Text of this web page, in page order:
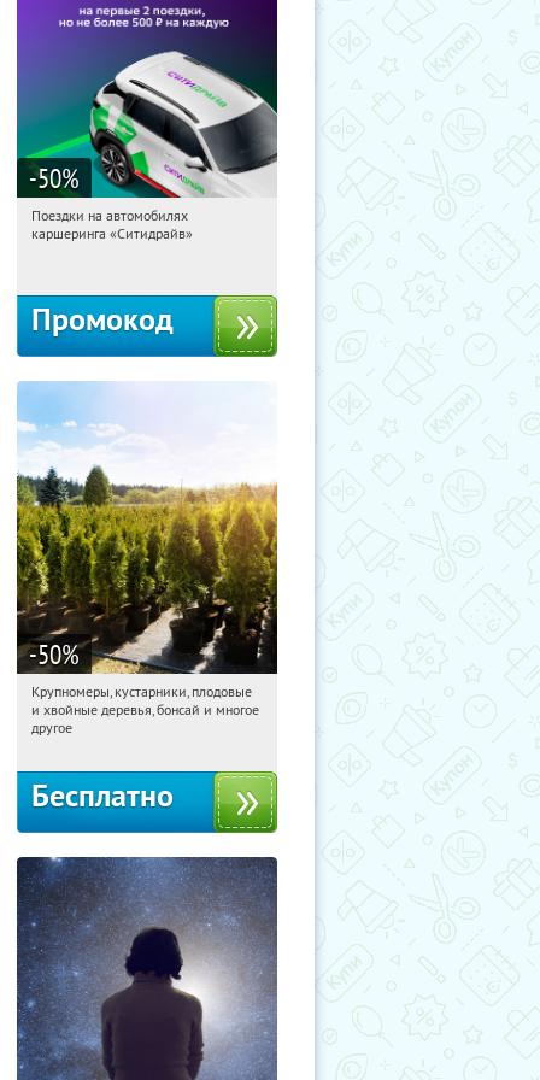
-50%
08:12:25
Получи первым!
Поездки на автомобилях
каршеринга «Ситидрайв»
Промокод
-50%
08:12:25 Получили:28
Москва, Рябиновая улица, 17
Крупномеры, кустарники, плодовые
и хвойные деревья, бонсай и многое
другое
Бесплатно